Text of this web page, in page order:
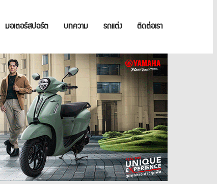
มอเตอร์สปอร์ต บทความ รถแต่ง ติดต่อเรา